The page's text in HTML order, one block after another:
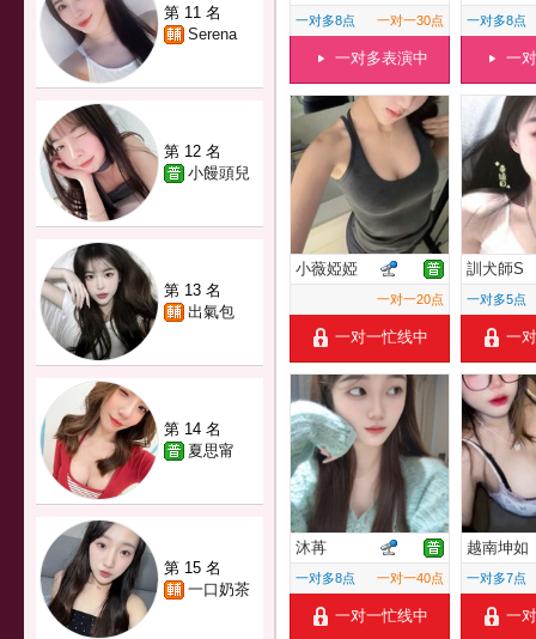
第 11 名
Serena
第 12 名
小饅頭兒
第 13 名
出氣包
第 14 名
夏思甯
第 15 名
一口奶茶
一对多8点 一对一30点
一对多表演中
一对多8点
一
小薇婭婭
一对一20点
一对一忙线中
訓犬師S
一对多5点
一
沐苒
一对多8点 一对一40点
一对一忙线中
越南坤如
一对多7点
一